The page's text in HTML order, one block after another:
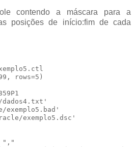
contendo a máscara para a
posições de início:fim de cada
rows=5)
exemplo5.dsc'
","